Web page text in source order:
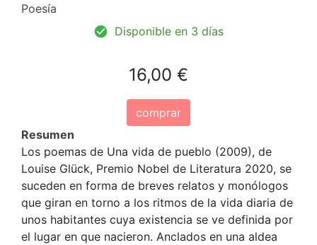
Poesía
Disponible en 3 días
16,00 €
comprar
Resumen
Los poemas de Una vida de pueblo (2009), de
Louise Glück, Premio Nobel de Literatura 2020, se
suceden en forma de breves relatos y monólogos
que giran en torno a los ritmos de la vida diaria de
unos habitantes cuya existencia se ve definida por
el lugar en que nacieron. Anclados en una aldea